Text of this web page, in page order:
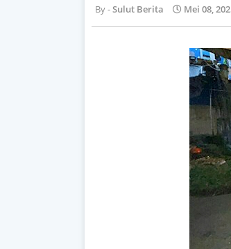
Sulut Berita Mei 08,